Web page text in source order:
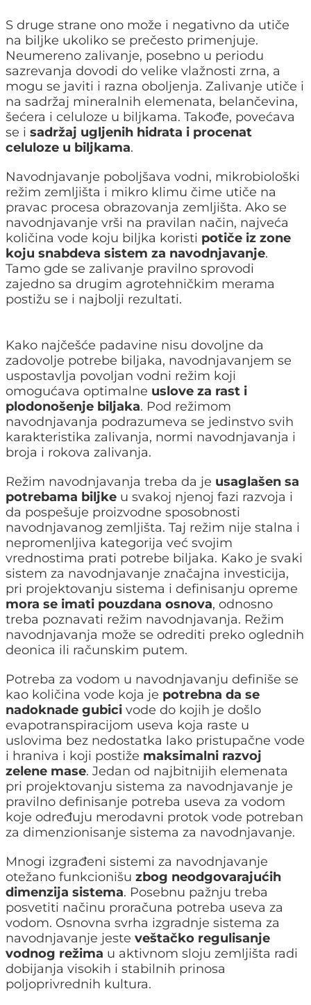
S druge strane ono može i negativno da utiče
na biljke ukoliko se prečesto primenjuje.
Neumereno zalivanje, posebno u periodu
sazrevanja dovodi do velike vlažnosti zrna, a
mogu se javiti i razna oboljenja. Zalivanje utiče i
na sadržaj mineralnih elemenata, belančevina,
šećera i celuloze u biljkama. Takođe, povećava
se i sadržaj ugljenih hidrata i procenat
celuloze u biljkama.
Navodnjavanje poboljšava vodni, mikrobiološki
režim zemljišta i mikro klimu čime utiče na
pravac procesa obrazovanja zemljišta. Ako se
navodnjavanje vrši na pravilan način, najveća
količina vode koju biljka koristi potiče iz zone
koju snabdeva sistem za navodnjavanje.
Tamo gde se zalivanje pravilno sprovodi
zajedno sa drugim agrotehničkim merama
postižu se i najbolji rezultati.
Kako najčešće padavine nisu dovoljne da
zadovolje potrebe biljaka, navodnjavanjem se
uspostavlja povoljan vodni režim koji
omogućava optimalne uslove za rast i
plodonošenje biljaka. Pod režimom
navodnjavanja podrazumeva se jedinstvo svih
karakteristika zalivanja, normi navodnjavanja i
broja i rokova zalivanja.
Režim navodnjavanja treba da je usaglašen sa
potrebama biljke u svakoj njenoj fazi razvoja i
da pospešuje proizvodne sposobnosti
navodnjavanog zemljišta. Taj režim nije stalna i
nepromenljiva kategorija već svojim
vrednostima prati potrebe biljaka. Kako je svaki
sistem za navodnjavanje značajna investicija,
pri projektovanju sistema i definisanju opreme
mora se imati pouzdana osnova, odnosno
treba poznavati režim navodnjavanja. Režim
navodnjavanja može se odrediti preko oglednih
deonica ili računskim putem.
Potreba za vodom u navodnjavanju definiše se
kao količina vode koja je potrebna da se
nadoknade gubici vode do kojih je došlo
evapotranspiracijom useva koja raste u
uslovima bez nedostatka lako pristupačne vode
i hraniva i koji postiže maksimalni razvoj
zelene mase. Jedan od najbitnijih elemenata
pri projektovanju sistema za navodnjavanje je
pravilno definisanje potreba useva za vodom
koje određuju merodavni protok vode potreban
za dimenzionisanje sistema za navodnjavanje.
Mnogi izgrađeni sistemi za navodnjavanje
otežano funkcionišu zbog neodgovarajućih
dimenzija sistema. Posebnu pažnju treba
posvetiti načinu proračuna potreba useva za
vodom. Osnovna svrha izgradnje sistema za
navodnjavanje jeste veštačko regulisanje
vodnog režima u aktivnom sloju zemljišta radi
dobijanja visokih i stabilnih prinosa
poljoprivrednih kultura.